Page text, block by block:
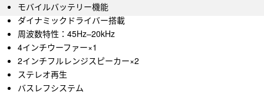
モバイルバッテリー機能
ダイナミックドライバー搭載
周波数特性：45Hz–20kHz
4インチウーファー×1
2インチフルレンジスピーカー×2
ステレオ再生
バスレフシステム